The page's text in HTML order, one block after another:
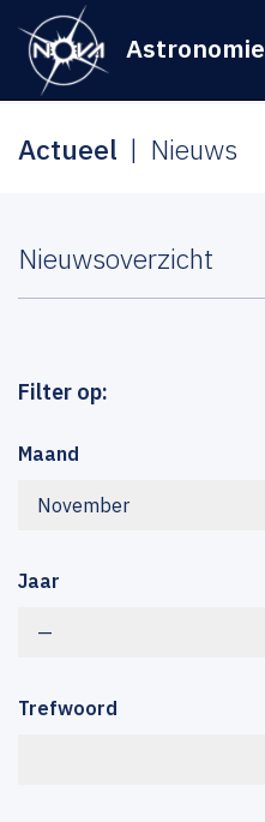
Astronomie
Actueel Nieuws
Nieuwsoverzicht
Filter op:
Maand
November
Jaar
—
Trefwoord